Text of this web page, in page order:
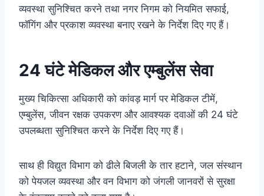
व्यवस्था सुनिश्चित करने तथा नगर निगम को नियमित सफाई,
फॉगिंग और प्रकाश व्यवस्था बनाए रखने के निर्देश दिए गए हैं।
24 घंटे मेडिकल और एम्बुलेंस सेवा
मुख्य चिकित्सा अधिकारी को कांवड़ मार्ग पर मेडिकल टीमें,
एम्बुलेंस, जीवन रक्षक उपकरण और आवश्यक दवाओं की 24 घंटे
उपलब्धता सुनिश्चित करने के निर्देश दिए गए हैं।
साथ ही विद्युत विभाग को ढीले बिजली के तार हटाने, जल संस्थान
को पेयजल व्यवस्था और वन विभाग को जंगली जानवरों से सुरक्षा